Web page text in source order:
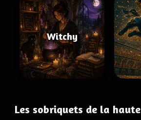
Witchy
Les sobriquets de la haute